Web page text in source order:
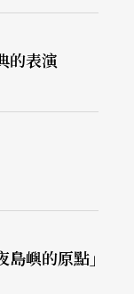
同一個舞台
導的用心來
個剖面，讓
異的寂寞男
之身演盡台
是，這二十
的表演
嶼的原點」